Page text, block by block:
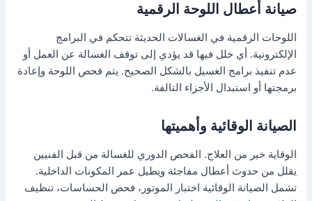
صيانة أعطال اللوحة الرقمية
اللوحات الرقمية في الغسالات الحديثة تتحكم في البرامج
الإلكترونية. أي خلل فيها قد يؤدي إلى توقف الغسالة عن العمل أو
عدم تنفيذ برامج الغسيل بالشكل الصحيح. يتم فحص اللوحة وإعادة
برمجتها أو استبدال الأجزاء التالفة.
الصيانة الوقائية وأهميتها
الوقاية خير من العلاج. الفحص الدوري للغسالة من قبل الفنيين
يقلل من حدوث أعطال مفاجئة ويطيل عمر المكونات الداخلية.
تشمل الصيانة الوقائية اختبار الموتور، فحص الحساسات، تنظيف